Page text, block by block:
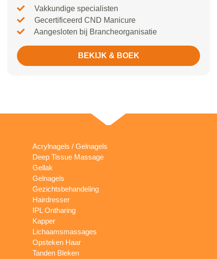
Vakkundige specialisten
Gecertificeerd CND Manicure
Aangesloten bij Brancheorganisatie
BEKIJK & BOEK
Acrylnagels / Gelnagels
Deep Tissue Massage
Gellak
Gelnagels
Gezichtsbehandeling
Hairdresser
IPL Ontharing
Kapper
Lichaamsmassages
Opsteken Haar
Tanden Bleken